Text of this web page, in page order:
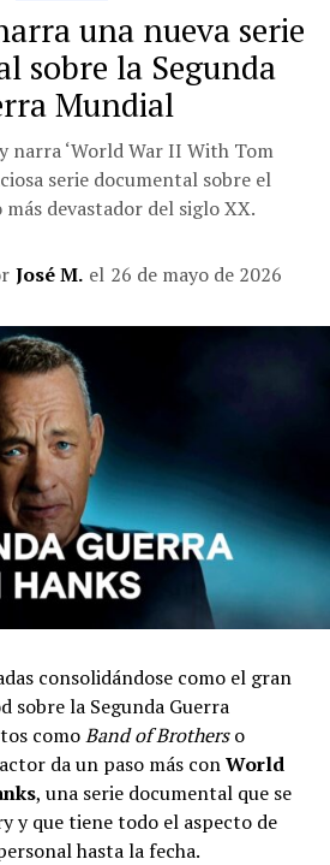
una nueva serie
sobre la Segunda
Mundial
narra ‘World War II With Tom
serie documental sobre el
devastador del siglo XX.
José M. el 26 de mayo de 2026
consolidándose como el gran
sobre la Segunda Guerra
comoBand of Brotherso
da un paso más conWorld
, una serie documental que se
y que tiene todo el aspecto de
hasta la fecha.